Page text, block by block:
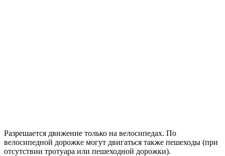
Разрешается движение только на велосипедах. По
велосипедной дорожке могут двигаться также пешеходы (при
отсутствии тротуара или пешеходной дорожки).